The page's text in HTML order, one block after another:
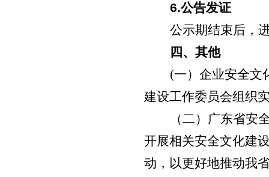
6.公告发证
公示期结束后，
四、其他
(一）企业安全文
建设工作委员会组织
（二）广东省安
开展相关安全文化建
动，以更好地推动我